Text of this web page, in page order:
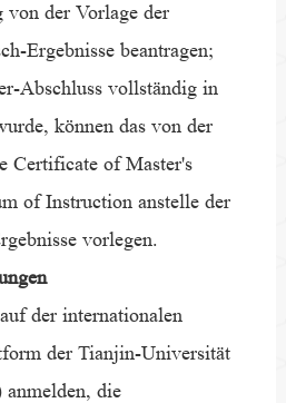
von der Vorlage der
Ergebnisse beantragen;
Abschluss vollständig in
können das von der
Certificate of Master's
of Instruction anstelle der
vorlegen.
der internationalen
der Tianjin-Universität
anmelden, die